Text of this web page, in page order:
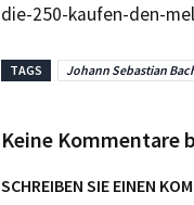
die-250-kaufen-den-
TAGS Johann Sebastian
Keine Kommentare
SCHREIBEN SIE EINEN